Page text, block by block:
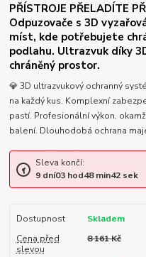
PŘÍSTROJE PŘELADÍTE
Odpuzovače s 3D
míst, kde potřebujete
podlahu. Ultrazvuk díky
chráněný prostor.
💎 3D ultrazvukový ochranný
na každý kus. Komplexní
pastí. Profesionální výkon,
balení. Dlouhodobá ochrana
Sleva končí:
9 dní03hod48min41sek
Dostupnost
Skladem
Cena před
slevou
8 161 Kč